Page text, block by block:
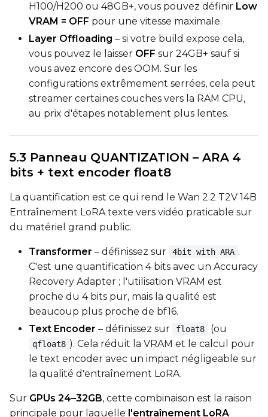
H100/H200 ou 48GB+, vous pouvez définir Low
VRAM = OFF pour une vitesse maximale.
Layer Offloading – si votre build expose cela,
vous pouvez le laisser OFF sur 24GB+ sauf si
vous avez encore des OOM. Sur les
configurations extrêmement serrées, cela peut
streamer certaines couches vers la RAM CPU,
au prix d'étapes notablement plus lentes.
5.3 Panneau QUANTIZATION – ARA 4
bits + text encoder float8
La quantification est ce qui rend le Wan 2.2 T2V 14B
Entraînement LoRA texte vers vidéo praticable sur
du matériel grand public.
Transformer – définissez sur 4bit with ARA .
C'est une quantification 4 bits avec un Accuracy
Recovery Adapter ; l'utilisation VRAM est
proche du 4 bits pur, mais la qualité est
beaucoup plus proche de bf16.
Text Encoder – définissez sur float8 (ou
qfloat8 ). Cela réduit la VRAM et le calcul pour
le text encoder avec un impact négligeable sur
la qualité d'entraînement LoRA.
Sur GPUs 24–32GB, cette combinaison est la raison
principale pour laquelle l'entraînement LoRA